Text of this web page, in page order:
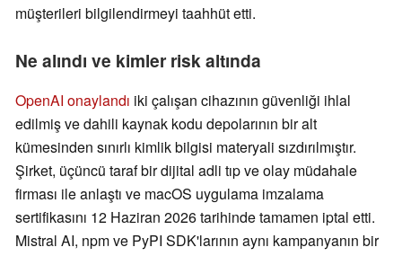
müşterileri bilgilendirmeyi taahhüt etti.
Ne alındı ve kimler risk altında
OpenAI onaylandı iki çalışan cihazının güvenliği ihlal
edilmiş ve dahili kaynak kodu depolarının bir alt
kümesinden sınırlı kimlik bilgisi materyali sızdırılmıştır.
Şirket, üçüncü taraf bir dijital adli tıp ve olay müdahale
firması ile anlaştı ve macOS uygulama imzalama
sertifikasını 12 Haziran 2026 tarihinde tamamen iptal etti.
Mistral AI, npm ve PyPI SDK'larının aynı kampanyanın bir